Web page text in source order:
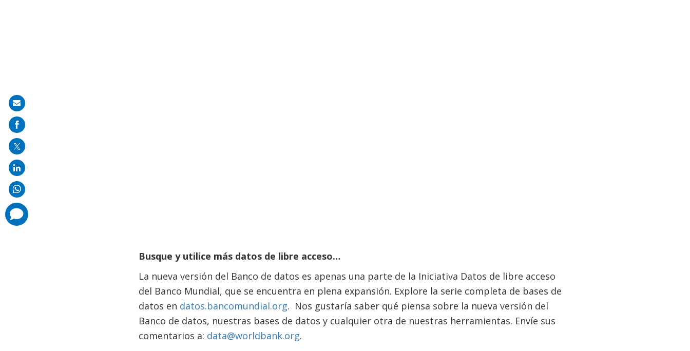
Busque y utilice más datos de libre acceso…
La nueva versión del Banco de datos es apenas una parte de la Iniciativa Datos de libre acceso
del Banco Mundial, que se encuentra en plena expansión. Explore la serie completa de bases de
datos en datos.bancomundial.org. Nos gustaría saber qué piensa sobre la nueva versión del
Banco de datos, nuestras bases de datos y cualquier otra de nuestras herramientas. Envíe sus
comentarios a: data@worldbank.org.
Share
on
mail
comments
added